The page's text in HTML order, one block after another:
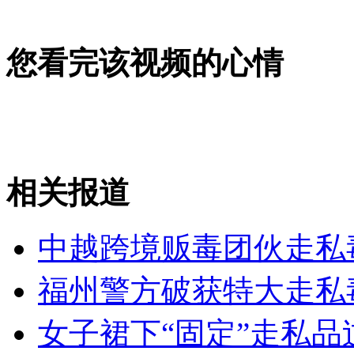
河北青年企业家五四自发为震区募捐
山西运城恶犬咬伤多人 警民合力深夜将其击毙
女孩北京地铁殴打老人 痛下狠手拳打脚踢
您看完该视频的心情
相关报道
中越跨境贩毒团伙走
福州警方破获特大走
女子裙下“固定”走私品